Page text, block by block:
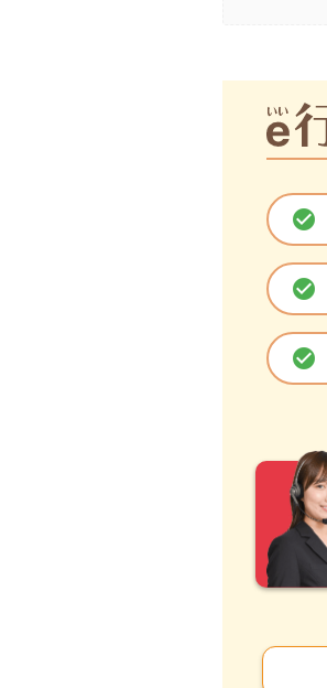
check_circle
check_circle
check_circle